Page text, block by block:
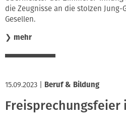
die Zeugnisse an die stolzen Jung-
Gesellen.
❯ mehr
15.09.2023 Beruf & Bildung
Freisprechungsfeier